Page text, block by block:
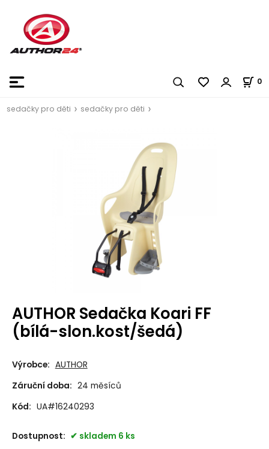
0
sedačky pro děti sedačky pro děti
AUTHOR Sedačka Koari FF
(bílá-slon.kost/šedá)
Výrobce: AUTHOR
Záruční doba: 24 měsíců
Kód: UA#16240293
Dostupnost: skladem 6 ks